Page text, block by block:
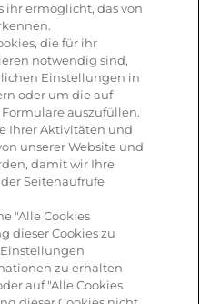
Kürbiskeröl
bestreichen.
Scheiben
belegen. Ein
waschen,
damit
ihr ermöglicht, das von
die für ihr
notwendig sind,
Einstellungen in
oder um die auf
auszufüllen.
Ihrer Aktivitäten und
unserer Website und
damit wir Ihre
Seitenaufrufe
"Alle Cookies
dieser Cookies zu
zu erhalten
auf "Alle Cookies